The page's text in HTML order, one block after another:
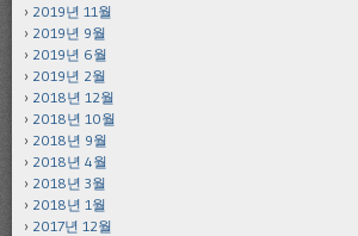
2019년 11월
2019년 9월
2019년 6월
2019년 2월
2018년 12월
2018년 10월
2018년 9월
2018년 4월
2018년 3월
2018년 1월
2017년 12월